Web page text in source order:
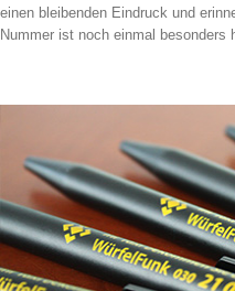
einen bleibenden Eindruck und
Nummer ist noch einmal besonders